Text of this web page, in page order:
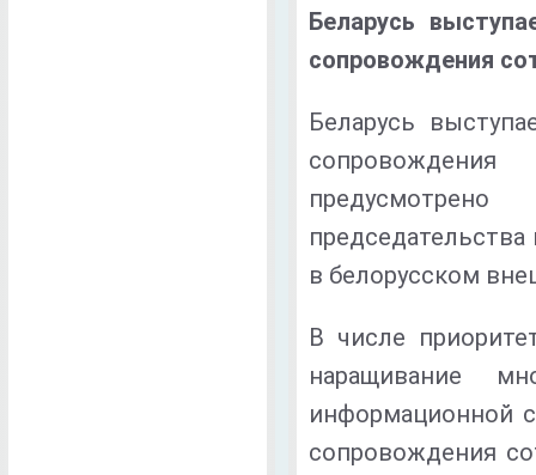
Беларусь
сопровождения
Беларусь
в белорусском
В числе
наращивание
информационной
сопровождения